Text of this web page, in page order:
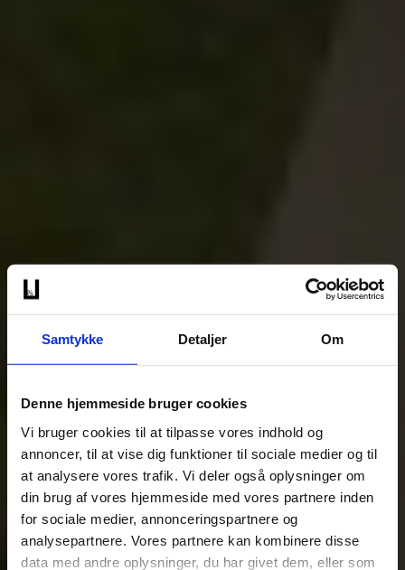
Samtykke Detaljer Om
Denne hjemmeside bruger cookies
Vi bruger cookies til at tilpasse vores indhold og
annoncer, til at vise dig funktioner til sociale medier og til
at analysere vores trafik. Vi deler også oplysninger om
din brug af vores hjemmeside med vores partnere inden
for sociale medier, annonceringspartnere og
analysepartnere. Vores partnere kan kombinere disse
data med andre oplysninger, du har givet dem, eller som